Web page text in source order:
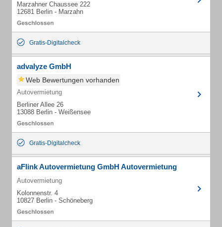
Marzahner Chaussee 222
12681 Berlin - Marzahn
Gratis-Digitalcheck
advalyze GmbH
Web Bewertungen vorhanden
Autovermietung
Berliner Allee 26
13088 Berlin - Weißensee
Gratis-Digitalcheck
aFlink Autovermietung GmbH Autovermietung
Autovermietung
Kolonnenstr. 4
10827 Berlin - Schöneberg